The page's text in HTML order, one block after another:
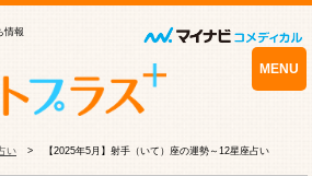
情報
MENU
い 【2025年5月】射手（いて）座の運勢～12星座占い